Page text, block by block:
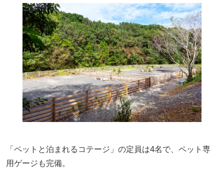
「ペットと泊まれるコテージ」の定員は4名で、ペット専
用ゲージも完備。